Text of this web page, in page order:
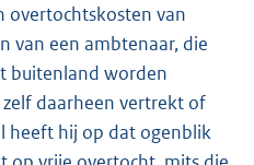
overtochtskosten van
van een ambtenaar, die
buitenland worden
daarheen vertrekt of
heeft hij op dat ogenblik